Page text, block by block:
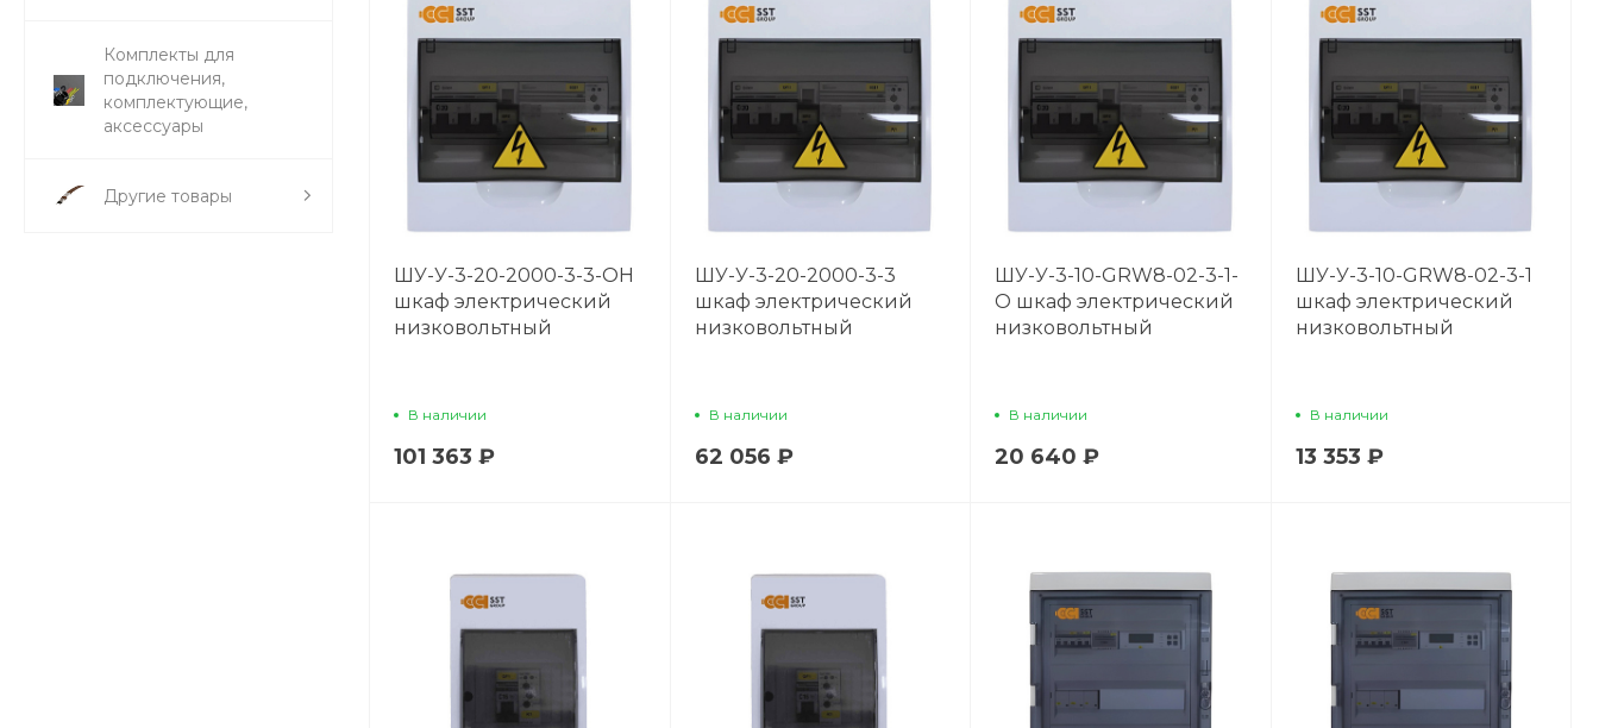
Комплекты для
подключения,
комплектующие,
аксессуары
Другие товары
ШУ-У-3-20-2000-3-3-OH
шкаф электрический
низковольтный
В наличии
101 363 ₽
ШУ-У-3-20-2000-3-3
шкаф электрический
низковольтный
В наличии
62 056 ₽
ШУ-У-3-10-GRW8-02-3-1-
O шкаф электрический
низковольтный
В наличии
20 640 ₽
ШУ-У-3-10-GRW8-02-3-1
шкаф электрический
низковольтный
В наличии
13 353 ₽